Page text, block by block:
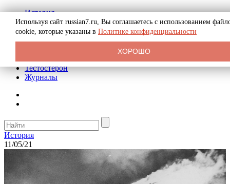
История
Биография
Криминал
Реклама на сайте
Тестостерон
Журналы
История
11/05/21
Используя сайт russian7.ru, Вы соглашаетесь с использованием
cookie, которые указаны в Политике конфиденциальности
ХОРОШО